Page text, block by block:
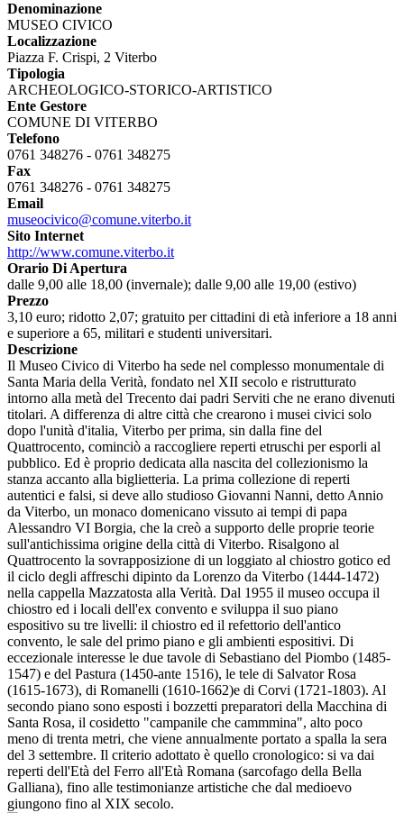
Denominazione
MUSEO CIVICO
Localizzazione
Piazza F. Crispi, 2 Viterbo
Tipologia
ARCHEOLOGICO-STORICO-ARTISTICO
Ente Gestore
COMUNE DI VITERBO
Telefono
0761 348276 - 0761 348275
Fax
0761 348276 - 0761 348275
Email
museocivico@comune.viterbo.it
Sito Internet
http://www.comune.viterbo.it
Orario Di Apertura
dalle 9,00 alle 18,00 (invernale); dalle 9,00 alle 19,00 (estivo)
Prezzo
3,10 euro; ridotto 2,07; gratuito per cittadini di età inferiore a 18 anni
e superiore a 65, militari e studenti universitari.
Descrizione
Il Museo Civico di Viterbo ha sede nel complesso monumentale di
Santa Maria della Verità, fondato nel XII secolo e ristrutturato
intorno alla metà del Trecento dai padri Serviti che ne erano divenuti
titolari. A differenza di altre città che crearono i musei civici solo
dopo l'unità d'italia, Viterbo per prima, sin dalla fine del
Quattrocento, cominciò a raccogliere reperti etruschi per esporli al
pubblico. Ed è proprio dedicata alla nascita del collezionismo la
stanza accanto alla biglietteria. La prima collezione di reperti
autentici e falsi, si deve allo studioso Giovanni Nanni, detto Annio
da Viterbo, un monaco domenicano vissuto ai tempi di papa
Alessandro VI Borgia, che la creò a supporto delle proprie teorie
sull'antichissima origine della città di Viterbo. Risalgono al
Quattrocento la sovrapposizione di un loggiato al chiostro gotico ed
il ciclo degli affreschi dipinto da Lorenzo da Viterbo (1444-1472)
nella cappella Mazzatosta alla Verità. Dal 1955 il museo occupa il
chiostro ed i locali dell'ex convento e sviluppa il suo piano
espositivo su tre livelli: il chiostro ed il refettorio dell'antico
convento, le sale del primo piano e gli ambienti espositivi. Di
eccezionale interesse le due tavole di Sebastiano del Piombo (1485-
1547) e del Pastura (1450-ante 1516), le tele di Salvator Rosa
(1615-1673), di Romanelli (1610-1662)e di Corvi (1721-1803). Al
secondo piano sono esposti i bozzetti preparatori della Macchina di
Santa Rosa, il cosidetto "campanile che cammmina", alto poco
meno di trenta metri, che viene annualmente portato a spalla la sera
del 3 settembre. Il criterio adottato è quello cronologico: si va dai
reperti dell'Età del Ferro all'Età Romana (sarcofago della Bella
Galliana), fino alle testimonianze artistiche che dal medioevo
giungono fino al XIX secolo.